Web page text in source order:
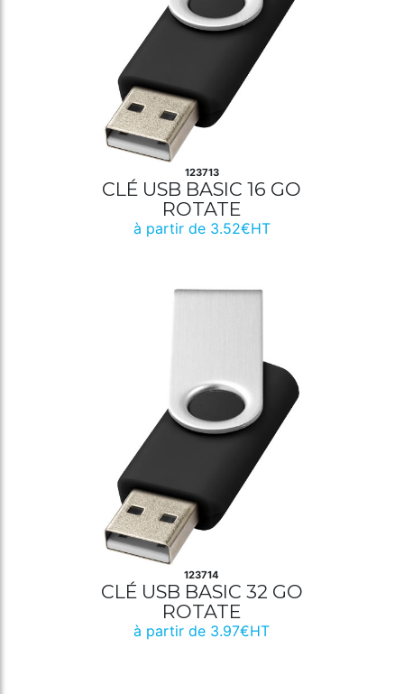
123713
CLÉ USB BASIC 16 GO
ROTATE
à partir de 3.52€HT
123714
CLÉ USB BASIC 32 GO
ROTATE
à partir de 3.97€HT